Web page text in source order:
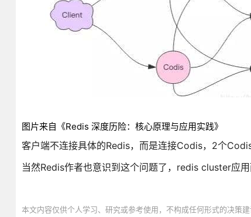
图片来自《Redis 深度历险：核心原理与应用实践》
客户端不连接具体的Redis，而是连接Codis，2个
当然Redis作者也意识到这个问题了，redis cluster应用
本文内容仅供个人学习、研究或参考使用，不构成任何形式的决策